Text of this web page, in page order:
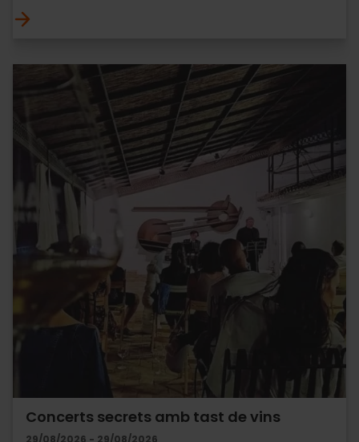
Concerts secrets amb tast de vins
29/08/2026 - 29/08/2026